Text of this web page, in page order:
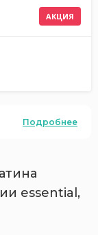
АКЦИЯ
Подробнее
essential,